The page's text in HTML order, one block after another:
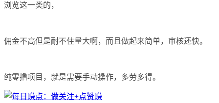
浏览这一类的，
佣金不高但是耐不住量大啊，而且做起来简单，审核还快。
纯零撸项目，就是需要手动操作，多劳多得。